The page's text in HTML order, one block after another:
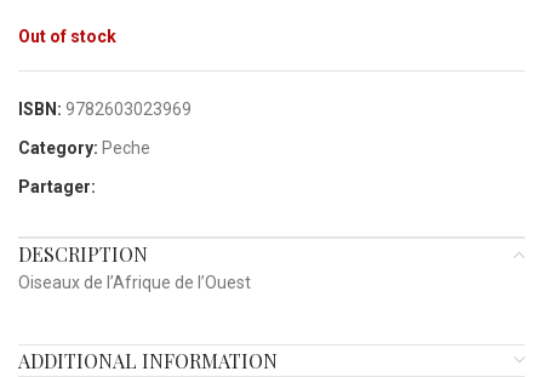
Out of stock
ISBN: 9782603023969
Category: Peche
Partager:
DESCRIPTION
Oiseaux de l’Afrique de l’Ouest
ADDITIONAL INFORMATION